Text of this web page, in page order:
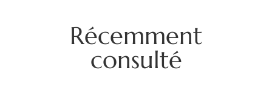
Récemment
consulté